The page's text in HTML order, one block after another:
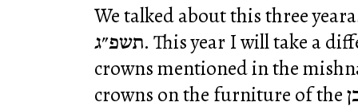
We talked about this three
תשפ״ג. This year I will take a
crowns mentioned in the